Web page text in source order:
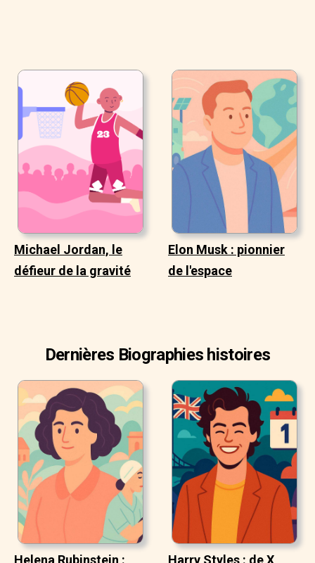
Michael Jordan, le
défieur de la gravité
Elon Musk : pionnier
de l'espace
Dernières Biographies histoires
Helena Rubinstein : Harry Styles : de X